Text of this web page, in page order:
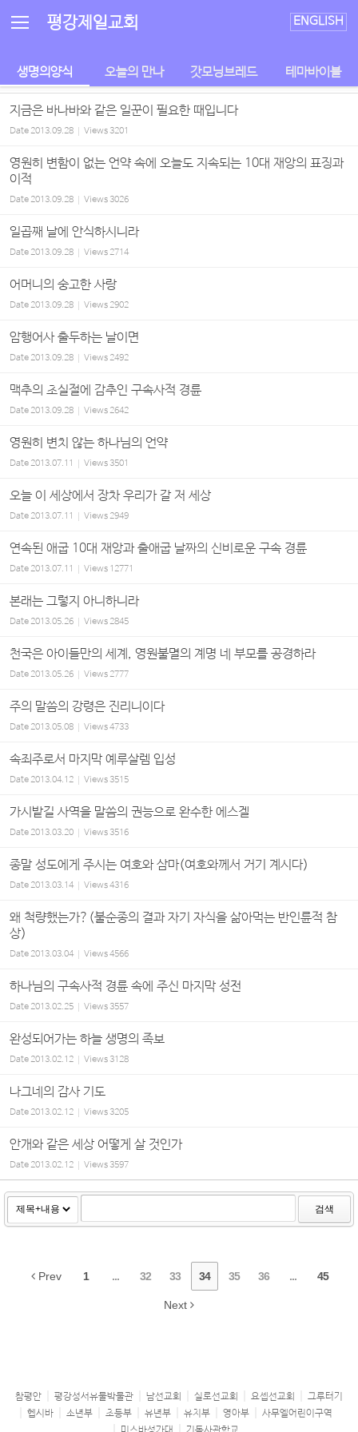
평강제일교회 ENGLISH
생명의양식 오늘의 만나 갓모닝브레드 테마바이블
지금은 바나바와 같은 일꾼이 필요한 때입니다
Date2013.09.28 Views3201
영원히 변함이 없는 언약 속에 오늘도 지속되는 10대 재앙의 표징과
이적
Date2013.09.28 Views3026
일곱째 날에 안식하시니라
Date2013.09.28 Views2714
어머니의 숭고한 사랑
Date2013.09.28 Views2902
암행어사 출두하는 날이면
Date2013.09.28 Views2492
맥추의 초실절에 감추인 구속사적 경륜
Date2013.09.28 Views2642
영원히 변치 않는 하나님의 언약
Date2013.07.11 Views3501
오늘 이 세상에서 장차 우리가 갈 저 세상
Date2013.07.11 Views2949
연속된 애굽 10대 재앙과 출애굽 날짜의 신비로운 구속 경륜
Date2013.07.11 Views 12771
본래는 그렇지 아니하니라
Date2013.05.26 Views2845
천국은 아이들만의 세계, 영원불멸의 계명 네 부모를 공경하라
Date2013.05.26 Views2777
주의 말씀의 강령은 진리니이다
Date2013.05.08 Views4733
속죄주로서 마지막 예루살렘 입성
Date2013.04.12 Views3515
가시밭길 사역을 말씀의 권능으로 완수한 에스겔
Date2013.03.20 Views3516
종말 성도에게 주시는 여호와 삼마(여호와께서 거기 계시다)
Date2013.03.14 Views4316
왜 척량했는가?(불순종의 결과 자기 자식을 삶아먹는 반인륜적 참
상)
Date2013.03.04 Views4566
하나님의 구속사적 경륜 속에 주신 마지막 성전
Date2013.02.25 Views3557
완성되어가는 하늘 생명의 족보
Date2013.02.12 Views3128
나그네의 감사 기도
Date2013.02.12 Views3205
안개와 같은 세상 어떻게 살 것인가
Date2013.02.12 Views3597
검색
Prev 1 ... 32 33 34 35 36 ... 45
Next
참평안 평강성서유물박물관 남선교회 실로선교회 요셉선교회
그루터기
헵시바
소년부 초등부 유년부 유치부 영아부
사무엘어린이구역
미스바성가대
기독사관학교